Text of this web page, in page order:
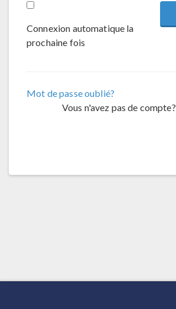
Connexion automatique la
prochaine fois
Mot de passe oublié?
Vous n'avez pas de compte?